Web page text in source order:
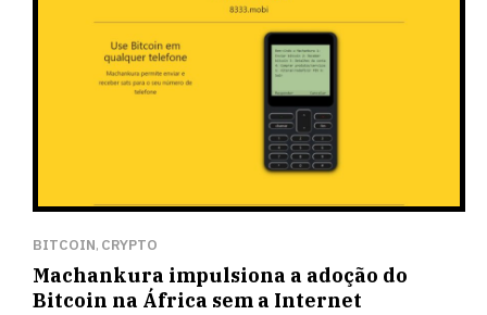
BITCOIN, CRYPTO
Machankura impulsiona a adoção do
Bitcoin na África sem a Internet